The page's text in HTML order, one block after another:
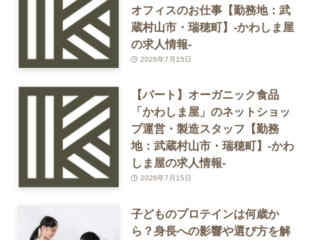
オフィスのお仕事【勤務地：武
蔵村山市・瑞穂町】-かわしま屋
の求人情報-
2026年7月15日
【パート】オーガニック食品
「かわしま屋」のネットショッ
プ運営・製造スタッフ【勤務
地：武蔵村山市・瑞穂町】-かわ
しま屋の求人情報-
2026年7月15日
子どものプロテインは何歳か
ら？身長への影響や選び方を解